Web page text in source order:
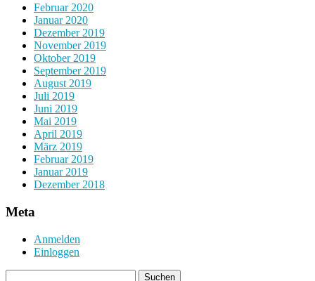
Februar 2020
Januar 2020
Dezember 2019
November 2019
Oktober 2019
September 2019
August 2019
Juli 2019
Juni 2019
Mai 2019
April 2019
März 2019
Februar 2019
Januar 2019
Dezember 2018
Meta
Anmelden
Einloggen